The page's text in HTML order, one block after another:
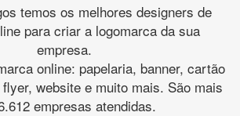
temos os melhores designers de
para criar a logomarca da sua
empresa.
online: papelaria, banner, cartão
website e muito mais. São mais
empresas atendidas.